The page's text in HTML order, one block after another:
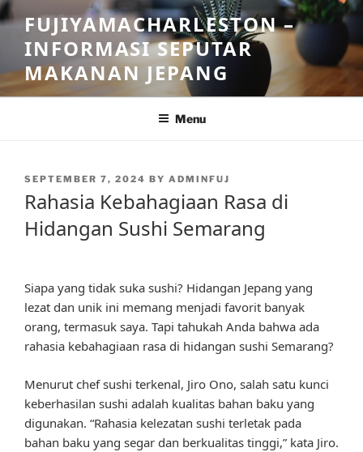
Skip
to
content
FUJIYAMACHARLESTON –
INFORMASI SEPUTAR
MAKANAN JEPANG
Menu
POSTED
SEPTEMBER 7, 2024 BY ADMINFUJ
Rahasia Kebahagiaan Rasa di
Hidangan Sushi Semarang
Siapa yang tidak suka sushi? Hidangan Jepang yang
lezat dan unik ini memang menjadi favorit banyak
orang, termasuk saya. Tapi tahukah Anda bahwa ada
rahasia kebahagiaan rasa di hidangan sushi Semarang?
Menurut chef sushi terkenal, Jiro Ono, salah satu kunci
keberhasilan sushi adalah kualitas bahan baku yang
digunakan. “Rahasia kelezatan sushi terletak pada
bahan baku yang segar dan berkualitas tinggi,” kata Jiro.